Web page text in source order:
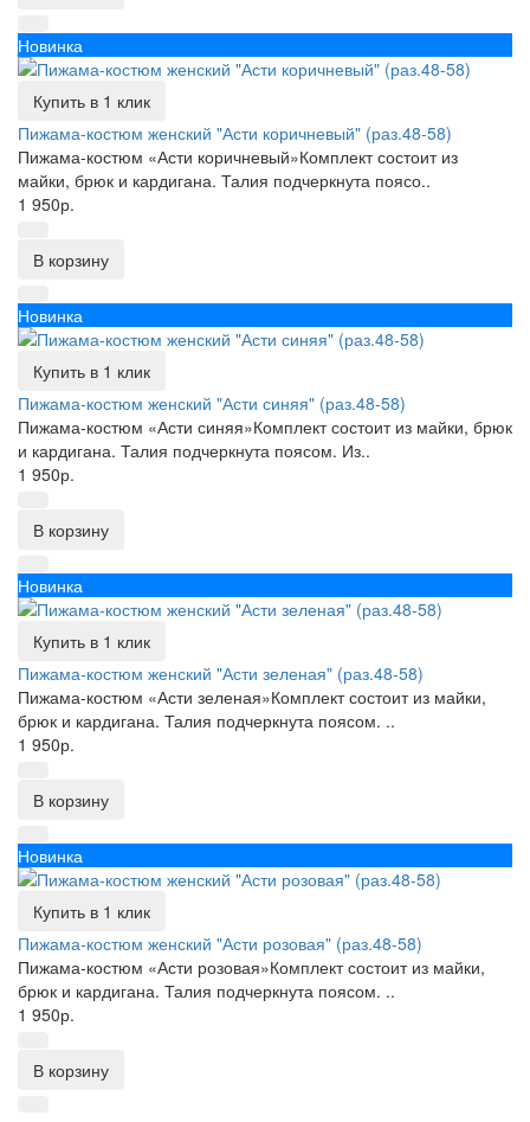
Новинка
Купить в 1 клик
Пижама-костюм женский "Асти коричневый" (раз.48-58)
Пижама-костюм «Асти коричневый»Комплект состоит из
майки, брюк и кардигана. Талия подчеркнута поясо..
1 950р.
В корзину
Новинка
Купить в 1 клик
Пижама-костюм женский "Асти синяя" (раз.48-58)
Пижама-костюм «Асти синяя»Комплект состоит из майки, брюк
и кардигана. Талия подчеркнута поясом. Из..
1 950р.
В корзину
Новинка
Купить в 1 клик
Пижама-костюм женский "Асти зеленая" (раз.48-58)
Пижама-костюм «Асти зеленая»Комплект состоит из майки,
брюк и кардигана. Талия подчеркнута поясом. ..
1 950р.
В корзину
Новинка
Купить в 1 клик
Пижама-костюм женский "Асти розовая" (раз.48-58)
Пижама-костюм «Асти розовая»Комплект состоит из майки,
брюк и кардигана. Талия подчеркнута поясом. ..
1 950р.
В корзину